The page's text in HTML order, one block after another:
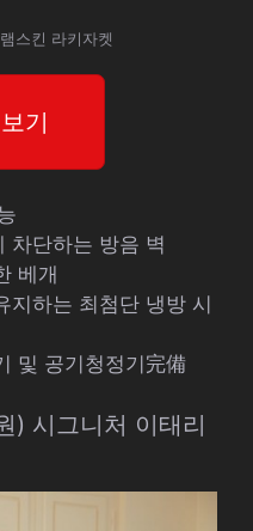
스킨 라키자켓
기
차단하는 방음 벽
베개
지하는 최첨단 냉방 시
및 공기청정기完備
) 시그니처 이태리